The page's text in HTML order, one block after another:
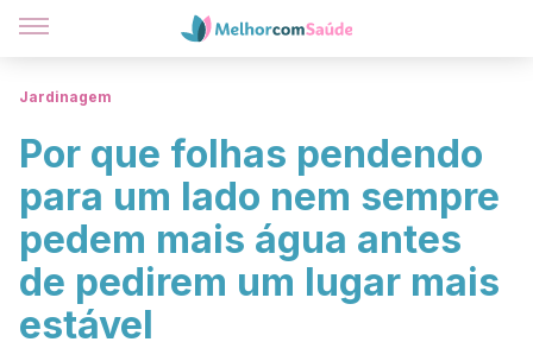
Jardinagem
Por que folhas pendendo
para um lado nem sempre
pedem mais água antes
de pedirem um lugar mais
estável